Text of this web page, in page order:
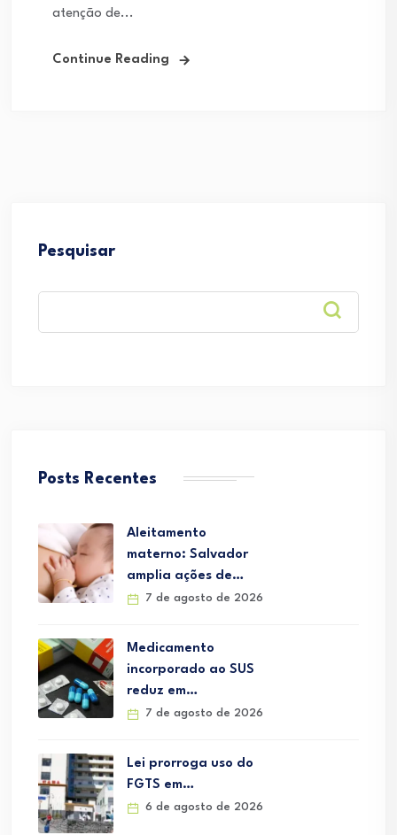
atenção de...
Continue Reading
Pesquisar
Posts Recentes
Aleitamento
materno: Salvador
amplia ações de…
7 de agosto de 2026
Medicamento
incorporado ao SUS
reduz em…
7 de agosto de 2026
Lei prorroga uso do
FGTS em…
6 de agosto de 2026